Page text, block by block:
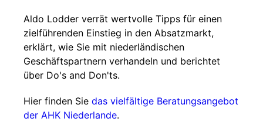
Aldo Lodder verrät wertvolle Tipps für einen
zielführenden Einstieg in den Absatzmarkt,
erklärt, wie Sie mit niederländischen
Geschäftspartnern verhandeln und berichtet
über Do's and Don'ts.
Hier finden Sie das vielfältige Beratungsangebot
der AHK Niederlande.